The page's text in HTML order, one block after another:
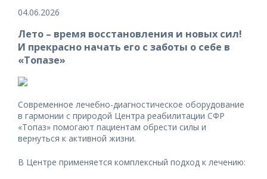
04.06.2026
Лето – время восстановления и новых сил!
И прекрасно начать его с заботы о себе в
«Топазе»
Современное лечебно-диагностическое оборудование
в гармонии с природой Центра реабилитации СФР
«Топаз» помогают пациентам обрести силы и
вернуться к активной жизни.
В Центре применяется комплексный подход к лечению: